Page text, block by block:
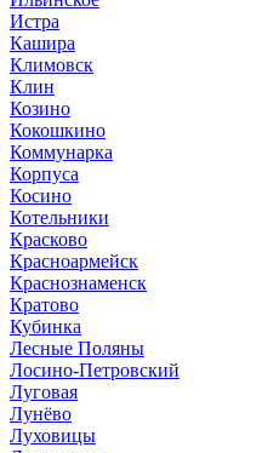
Истра
Кашира
Климовск
Клин
Козино
Кокошкино
Коммунарка
Корпуса
Косино
Котельники
Красково
Красноармейск
Краснознаменск
Кратово
Кубинка
Лесные Поляны
Лосино-Петровский
Луговая
Лунёво
Луховицы